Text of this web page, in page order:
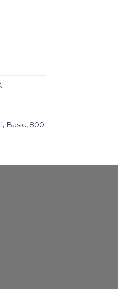
Basic, 800